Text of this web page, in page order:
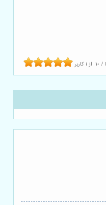
10 / از1 کاربر